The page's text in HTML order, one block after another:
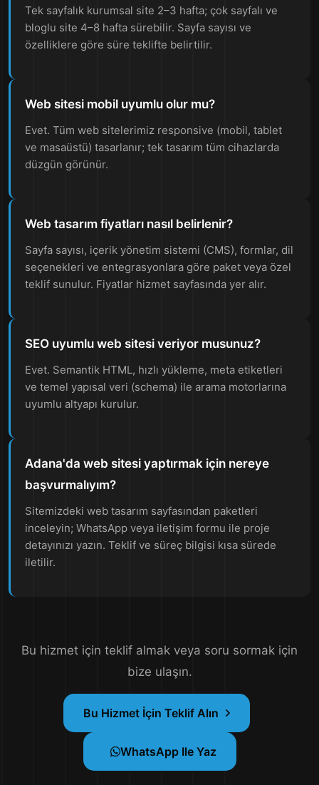
Tek sayfalık kurumsal site 2–3 hafta; çok sayfalı ve
bloglu site 4–8 hafta sürebilir. Sayfa sayısı ve
özelliklere göre süre teklifte belirtilir.
Web sitesi mobil uyumlu olur mu?
Evet. Tüm web sitelerimiz responsive (mobil, tablet
ve masaüstü) tasarlanır; tek tasarım tüm cihazlarda
düzgün görünür.
Web tasarım fiyatları nasıl belirlenir?
Sayfa sayısı, içerik yönetim sistemi (CMS), formlar, dil
seçenekleri ve entegrasyonlara göre paket veya özel
teklif sunulur. Fiyatlar hizmet sayfasında yer alır.
SEO uyumlu web sitesi veriyor musunuz?
Evet. Semantik HTML, hızlı yükleme, meta etiketleri
ve temel yapısal veri (schema) ile arama motorlarına
uyumlu altyapı kurulur.
Adana'da web sitesi yaptırmak için nereye
başvurmalıyım?
Sitemizdeki web tasarım sayfasından paketleri
inceleyin; WhatsApp veya iletişim formu ile proje
detayınızı yazın. Teklif ve süreç bilgisi kısa sürede
iletilir.
Bu hizmet için teklif almak veya soru sormak için
bize ulaşın.
Bu Hizmet İçin Teklif Alın
WhatsApp Ile Yaz